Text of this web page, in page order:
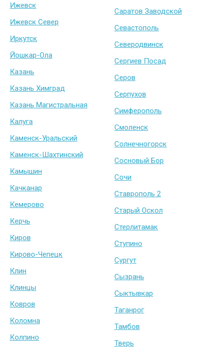
Ижевск
Ижевск Север
Иркутск
Йошкар-Ола
Казань
Казань Химград
Казань Магистральная
Калуга
Каменск-Уральский
Каменск-Шахтинский
Камышин
Качканар
Кемерово
Керчь
Киров
Кирово-Чепецк
Клин
Клинцы
Ковров
Коломна
Колпино
Саратов Заводской
Севастополь
Северодвинск
Сергиев Посад
Серов
Серпухов
Симферополь
Смоленск
Солнечногорск
Сосновый Бор
Сочи
Ставрополь 2
Старый Оскол
Стерлитамак
Ступино
Сургут
Сызрань
Сыктывкар
Таганрог
Тамбов
Тверь